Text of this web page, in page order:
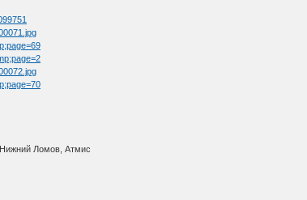
Ломов, Атмис